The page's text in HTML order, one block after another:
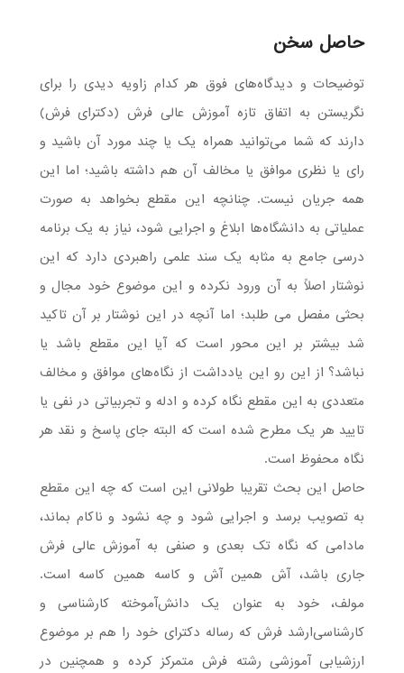
حاصل سخن
توضیحات و دیدگاه‌های فوق هر کدام زاویه دیدی را برای
نگریستن به اتفاق تازه آموزش عالی فرش (دکترای فرش)
دارند که شما می‌توانید همراه یک یا چند مورد آن باشید و
رای یا نظری موافق یا مخالف آن هم داشته باشید؛ اما این
همه جریان نیست. چنانچه این مقطع بخواهد به صورت
عملیاتی به دانشگاه‌ها ابلاغ و اجرایی شود، نیاز به یک برنامه
درسی جامع به مثابه یک سند علمی راهبردی دارد که این
نوشتار اصلاً به آن ورود نکرده و این موضوع خود مجال و
بحثی مفصل می طلبد؛ اما آنچه در این نوشتار بر آن تاکید
شد بیشتر بر این محور است که آیا این مقطع باشد یا
نباشد؟ از این رو این یادداشت از نگاه‌های موافق و مخالف
متعددی به این مقطع نگاه کرده و ادله و تجربیاتی در نفی یا
تایید هر یک مطرح شده است که البته جای پاسخ و نقد هر
نگاه محفوظ است.
حاصل این بحث تقریبا طولانی این است که چه این مقطع
به تصویب برسد و اجرایی شود و چه نشود و ناکام بماند،
مادامی که نگاه تک بعدی و صنفی به آموزش عالی فرش
جاری باشد، آش همین آش و کاسه همین کاسه است.
مولف، خود به عنوان یک دانش‌آموخته کارشناسی و
کارشناسی‌ارشد فرش که رساله دکترای خود را هم بر موضوع
ارزشیابی آموزشی رشته فرش متمرکز کرده و همچنین در